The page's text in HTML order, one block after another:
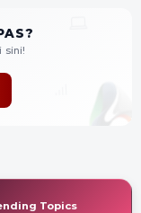
sini!
Topics